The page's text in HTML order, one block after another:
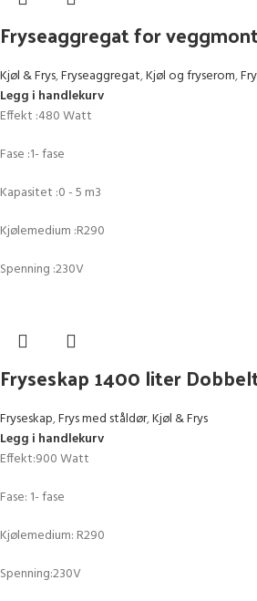
Fryseaggregat for
Kjøl & Frys,Fryseaggregat,Kjøl og fryserom,
Legg i handlekurv
Effekt :480 Watt
Fase :1- fase
Kapasitet :0 - 5 m3
Kjølemedium :R290
Spenning :230V
Fryseskap 1400 liter
Fryseskap,Frys med ståldør,Kjøl & Frys
Legg i handlekurv
Effekt:900 Watt
Fase: 1- fase
Kjølemedium: R290
Spenning:230V